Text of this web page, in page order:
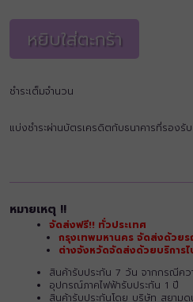
หยิบใส่ตะกร้า
ชำระเต็มจำนวน
แบ่งชำระผ่านบัตรเครดิตกับธนาคารที่รองรับ
หมายเหตุ !!
จัดส่งฟรี!! ทั่วประเทศ
กรุงเทพมหานคร จัดส่งด้วย
ต่างจังหวัดจัดส่งด้วยบริการ
สินค้ารับประกัน 7 วัน จากกรณีค
อุปกรณ์ภาคไฟฟ้ารับประกัน 1 ปี
สินค้ารับประกันโดย บริษัท สยามด